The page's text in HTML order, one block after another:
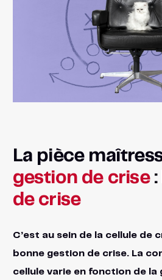
La pièce
gestion de crise:
de crise
C’est au sein de la cellule de
bonne gestion de crise. La
cellule varie en fonction de la